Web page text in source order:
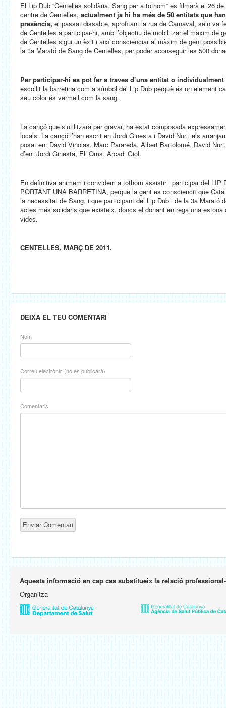
El Lip Dub “Centelles solidària. Sang per a tothom” es filmarà el 26
centre de Centelles, actualment ja hi ha més de 50 entitats que
presència, el passat dissabte, aprofitant la rua de Carnaval, se’n va
de Centelles a participar-hi, amb l’objectiu de mobilitzar el màxim de
de Centelles sigui un èxit i així conscienciar al màxim de gent
la 3a Marató de Sang de Centelles, per poder aconseguir les 500
Per participar-hi es pot fer a traves d’una entitat o
escollit la barretina com a símbol del Lip Dub perquè és un element
seu color és vermell com la sang.
La cançó que s’utilitzarà per gravar, ha estat composada
locals. La cançó l’han escrit en Jordi Ginesta i David Nuri, els
posat en: David Viñolas, Marc Parareda, Albert Bartolomé, David
d’en: Jordi Ginesta, Eli Oms, Arcadi Giol.
En definitiva animem i convidem a tothom assistir i participar del LIP
PORTANT UNA BARRETINA, perquè la gent es conscienciï que
la necessitat de Sang, i que participant del Lip Dub i de la 3a Marató
actes més solidaris que existeix, doncs el donant entrega una
vides.
CENTELLES, MARÇ DE 2011.
DEIXA EL TEU COMENTARI
Nom
Correu electrònic (no es publicarà)
Comentaris
Aquesta informació en cap cas substitueix la relació
Organitza